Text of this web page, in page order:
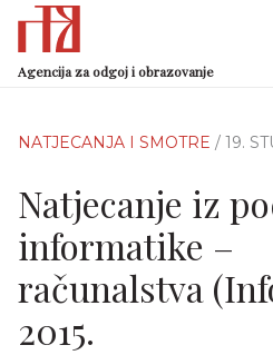
Agencija za odgoj i obrazovanje
NATJECANJA I SMOTRE / 19.
Natjecanje iz
informatike –
računalstva
2015.